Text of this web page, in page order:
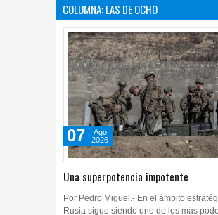
COLUMNA: LAS DE OCHO
Una superpotencia impotente
07
Ago
2026
Por Pedro Miguel.- En el ámbito
Rusia sigue siendo uno de los más